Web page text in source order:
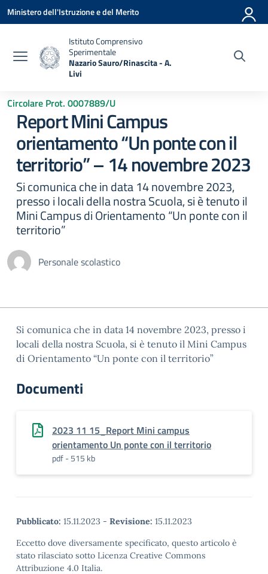
Vai ai contenuti
Vai al menu di navigazione
Vai al footer
Ministero dell'Istruzione e del Merito
Istituto Comprensivo
Sperimentale
Nazario Sauro/Rinascita - A.
Livi
Circolare Prot. 0007889/U
Report Mini Campus
orientamento “Un ponte con il
territorio” – 14 novembre 2023
Si comunica che in data 14 novembre 2023,
presso i locali della nostra Scuola, si è tenuto il
Mini Campus di Orientamento “Un ponte con il
territorio”
Personale scolastico
Si comunica che in data 14 novembre 2023, presso i
locali della nostra Scuola, si è tenuto il Mini Campus
di Orientamento “Un ponte con il territorio”
Documenti
2023 11 15_Report Mini campus
orientamento Un ponte con il territorio
pdf - 515 kb
Pubblicato: 15.11.2023 - Revisione: 15.11.2023
Eccetto dove diversamente specificato, questo articolo è
stato rilasciato sotto Licenza Creative Commons
Attribuzione 4.0 Italia.